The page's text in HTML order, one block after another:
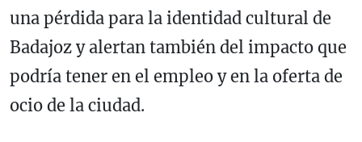
una pérdida para la identidad cultural de
Badajoz y alertan también del impacto que
podría tener en el empleo y en la oferta de
ocio de la ciudad.